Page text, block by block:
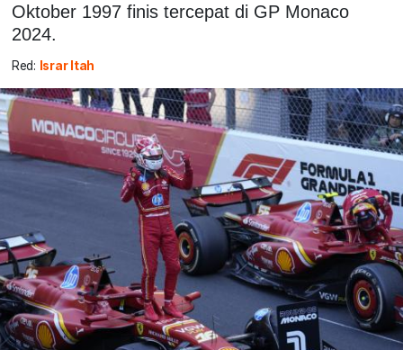
Oktober 1997 finis tercepat di GP Monaco
2024.
Red: Israr Itah